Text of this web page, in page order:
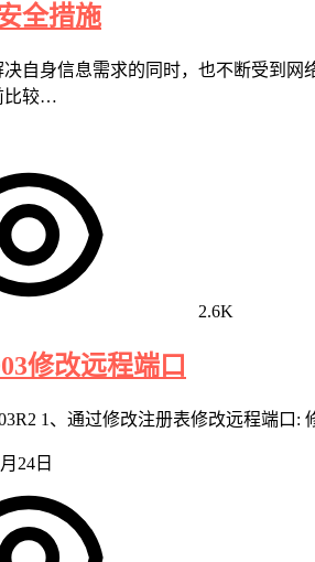
全措施
决自身信息需求的同时，也不断受到
比较…
2.6K
修改远程端口
1、通过修改注册表修改远程端
24日